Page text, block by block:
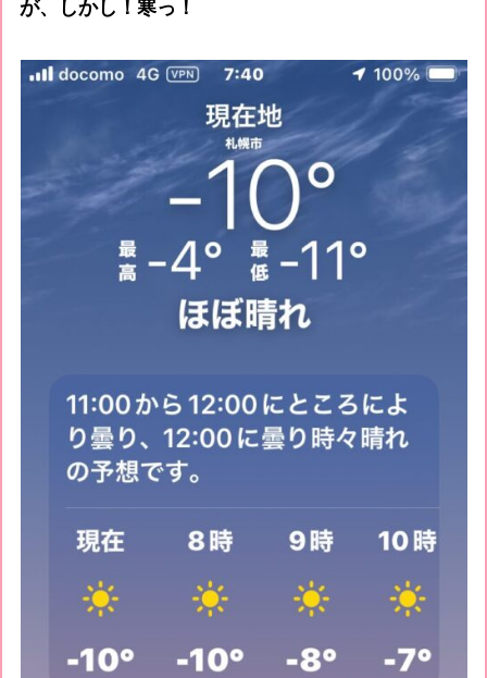
が、しかし！寒っ！